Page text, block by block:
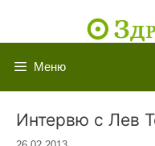
Меню
Интервю с Лев